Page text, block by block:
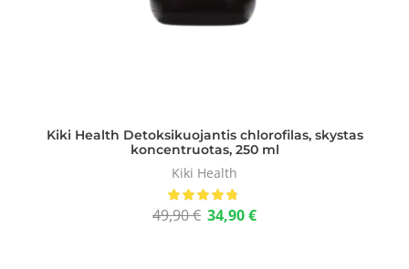
Kiki Health Detoksikuojantis chlorofilas, skystas
koncentruotas, 250 ml
Kiki Health
49,90€ 34,90€